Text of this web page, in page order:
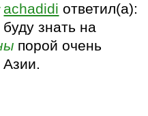
achadidi ответил(а):
буду знать на
порой очень